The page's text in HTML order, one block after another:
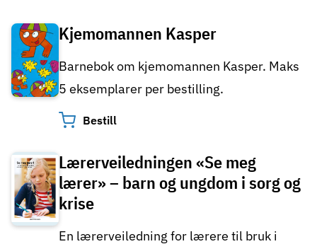
Kjemomannen Kasper
Barnebok om kjemomannen Kasper. Maks
5 eksemplarer per bestilling.
Bestill
Lærerveiledningen «Se meg
lærer» – barn og ungdom i sorg og
krise
En lærerveiledning for lærere til bruk i